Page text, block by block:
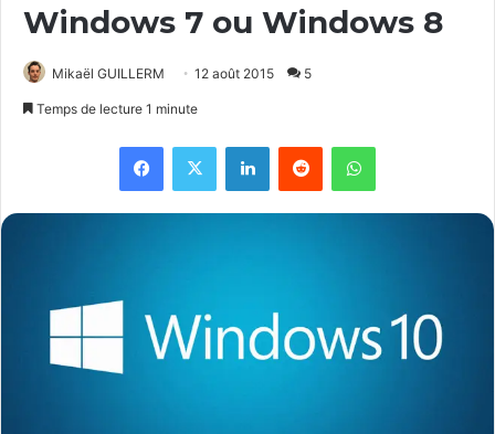
Windows 7 ou Windows 8
Mikaël GUILLERM 12 août 2015 5
Temps de lecture 1 minute